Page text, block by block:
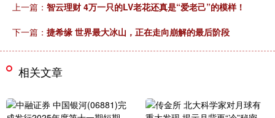
上一篇： 智云理财 4万一只的LV老花还真是“爱老己”的模样！
下一篇： 捷希缘 世界最大冰山，正在走向崩解的最后阶段
相关文章